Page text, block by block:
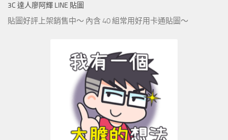
3C 達人廖阿輝 LINE 貼圖
貼圖好評上架銷售中～ 內含 40 組常用好用卡通貼圖～